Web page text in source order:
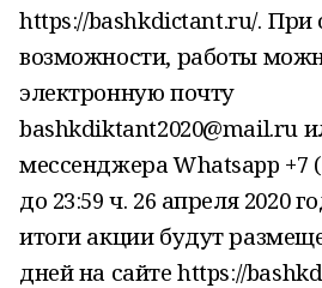
https://bashkdictant.ru/. При
возможности, работы
электронную почту
bashkdiktant2020@mail.ru
мессенджера Whatsapp +7
до 23:59 ч. 26 апреля 2020
итоги акции будут
дней на сайте https://